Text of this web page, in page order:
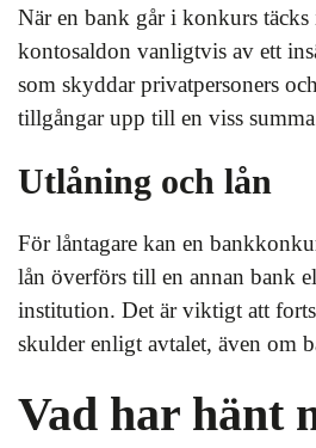
När en bank går i konkurs täcks
kontosaldon vanligtvis av ett
som skyddar privatpersoners
tillgångar upp till en viss
Utlåning och lån
För låntagare kan en
lån överförs till en annan bank
institution. Det är viktigt att
skulder enligt avtalet, även om
Vad har hänt